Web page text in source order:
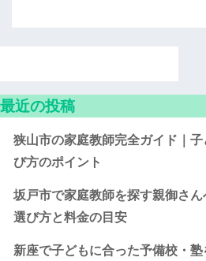
最近の投稿
狭山市の家庭教師完全ガイド｜
び方のポイント
坂戸市で家庭教師を探す親御さ
選び方と料金の目安
新座で子どもに合った予備校・